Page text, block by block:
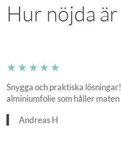
Hur nöjda
★★★★★
Snygga och praktiska
alminiumfolie som håller
Andreas H